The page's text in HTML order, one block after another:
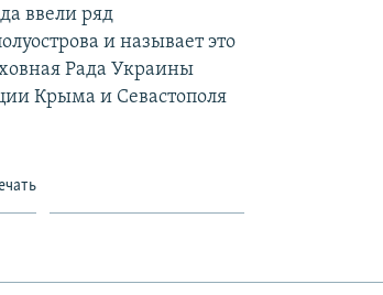
ввели ряд
и называет это
Рада Украины
Крыма и Севастополя